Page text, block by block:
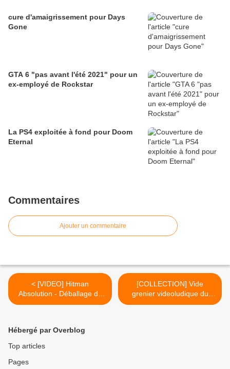
cure d'amaigrissement pour Days
Gone
GTA 6 "pas avant l'été 2021" pour un
ex-employé de Rockstar
La PS4 exploitée à fond pour Doom
Eternal
Commentaires
Ajouter un commentaire
< [VIDEO] Hitman
Absolution - Déballage de
l'édition Deluxe Professional
[COLLECTION] Vide
grenier videoludique du
14/10/2012 >
Hébergé par Overblog
Top articles
Pages